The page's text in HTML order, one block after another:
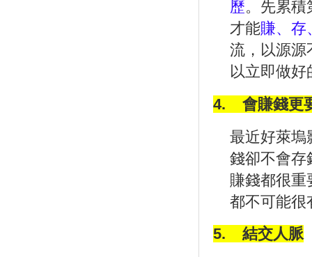
歷。先累積
才能賺、存
流，以源源
以立即做好
4.
會賺錢更
最近好萊塢
錢卻不會存
賺錢都很重
都不可能很
5.
結交人脈